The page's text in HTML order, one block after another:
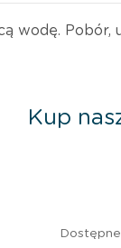
wodę. Pobór,
Kup